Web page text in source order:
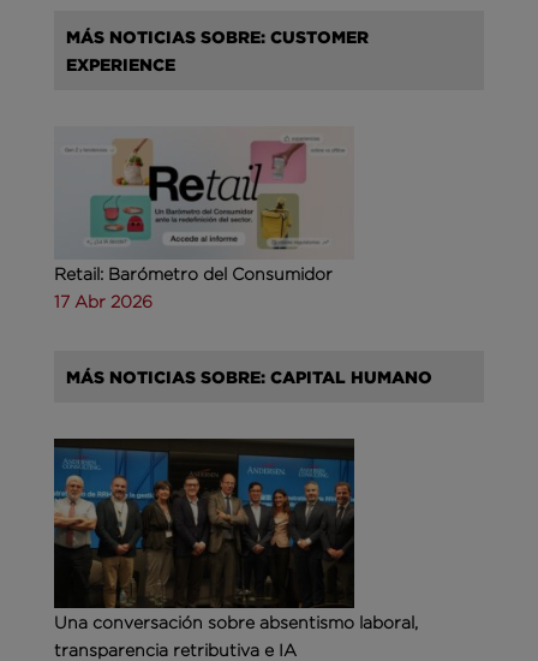
MÁS NOTICIAS SOBRE: CUSTOMER
EXPERIENCE
Retail: Barómetro del Consumidor
17 Abr 2026
MÁS NOTICIAS SOBRE: CAPITAL HUMANO
Una conversación sobre absentismo laboral,
transparencia retributiva e IA